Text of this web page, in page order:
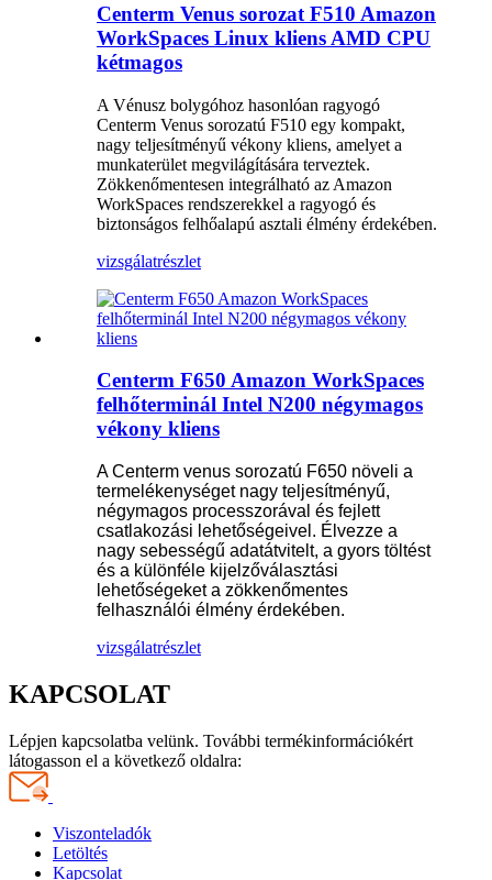
Centerm Venus sorozat F510 Amazon
WorkSpaces Linux kliens AMD CPU
kétmagos
A Vénusz bolygóhoz hasonlóan ragyogó
Centerm Venus sorozatú F510 egy kompakt,
nagy teljesítményű vékony kliens, amelyet a
munkaterület megvilágítására terveztek.
Zökkenőmentesen integrálható az Amazon
WorkSpaces rendszerekkel a ragyogó és
biztonságos felhőalapú asztali élmény érdekében.
vizsgálatrészlet
Centerm F650 Amazon WorkSpaces
felhőterminál Intel N200 négymagos
vékony kliens
A Centerm venus sorozatú F650 növeli a
termelékenységet nagy teljesítményű,
négymagos processzorával és fejlett
csatlakozási lehetőségeivel. Élvezze a
nagy sebességű adatátvitelt, a gyors töltést
és a különféle kijelzőválasztási
lehetőségeket a zökkenőmentes
felhasználói élmény érdekében.
vizsgálatrészlet
KAPCSOLAT
Lépjen kapcsolatba velünk. További termékinformációkért
látogasson el a következő oldalra:
Viszonteladók
Letöltés
Kapcsolat